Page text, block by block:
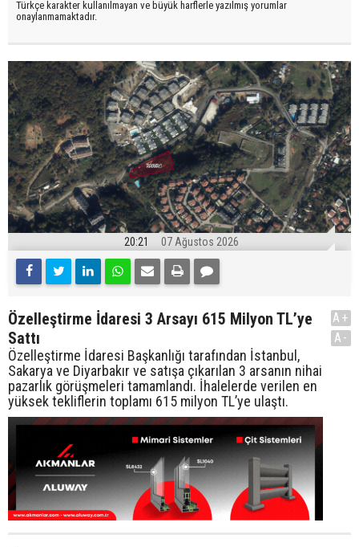
Türkçe karakter kullanılmayan ve büyük harflerle yazılmış yorumlar
onaylanmamaktadır.
20:21 07 Ağustos 2026
Özelleştirme İdaresi 3 Arsayı 615 Milyon TL’ye
Sattı
Özelleştirme İdaresi Başkanlığı tarafından İstanbul,
Sakarya ve Diyarbakır ve satışa çıkarılan 3 arsanın nihai
pazarlık görüşmeleri tamamlandı. İhalelerde verilen en
yüksek tekliflerin toplamı 615 milyon TL’ye ulaştı.
A+
A-